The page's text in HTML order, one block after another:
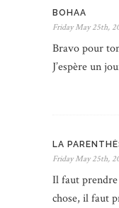
BOHAA
Friday May 25th,
Bravo pour
J’espère un
LA
Friday May 25th,
Il faut prendre
chose, il faut